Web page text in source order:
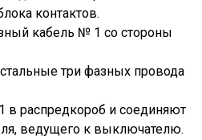
контактов.
кабель № 1 со стороны
три фазных провода
в распредкороб и соединяют
ведущего к выключателю.